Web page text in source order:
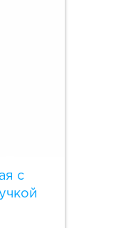
с